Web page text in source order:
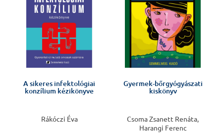
A sikeres infektológiai
konzílium kézikönyve
Rákóczi Éva
Gyermek-bőrgyógyászati
kiskönyv
Csoma Zsanett Renáta,
Harangi Ferenc